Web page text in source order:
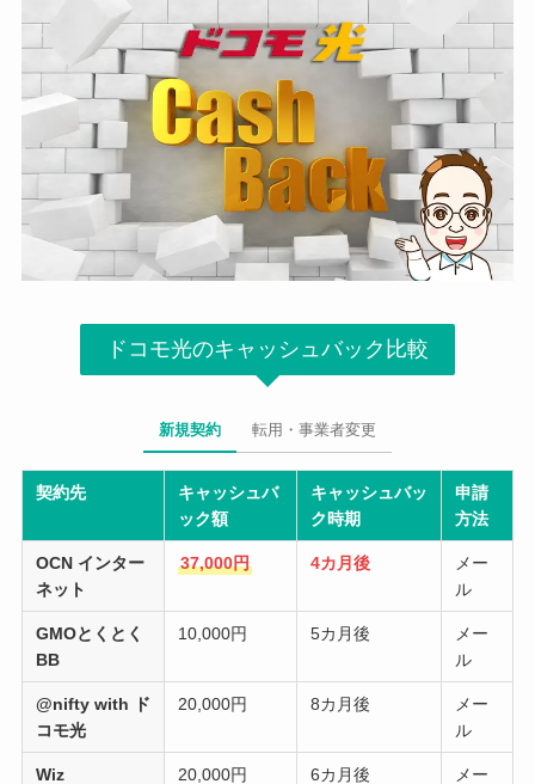
ドコモ光のキャッシュバック比較
新規契約 転用・事業者変更
契約先
キャッシュバ
ック額
キャッシュバッ
ク時期
申請
方法
OCN インター
ネット
37,000円 4カ月後
メー
ル
GMOとくとく
BB
10,000円 5カ月後
メー
ル
@nifty with ド
コモ光
20,000円 8カ月後
メー
ル
Wiz 20,000円 6カ月後
メー